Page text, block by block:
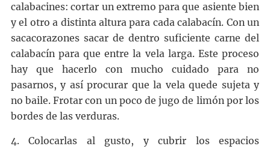
calabacines: cortar un extremo para que asiente bien
y el otro a distinta altura para cada calabacín. Con un
sacacorazones sacar de dentro suficiente carne del
calabacín para que entre la vela larga. Este proceso
hay que hacerlo con mucho cuidado para no
pasarnos, y así procurar que la vela quede sujeta y
no baile. Frotar con un poco de jugo de limón por los
bordes de las verduras.
4. Colocarlas al gusto, y cubrir los espacios